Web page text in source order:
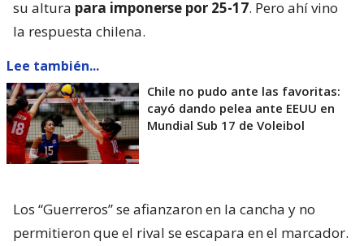
su altura para imponerse por 25-17. Pero ahí vino
la respuesta chilena.
Lee también...
Chile no pudo ante las favoritas:
cayó dando pelea ante EEUU en
Mundial Sub 17 de Voleibol
Los “Guerreros” se afianzaron en la cancha y no
permitieron que el rival se escapara en el marcador.